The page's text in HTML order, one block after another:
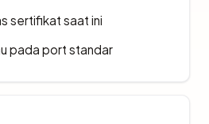
sertifikat saat ini
pada port standar